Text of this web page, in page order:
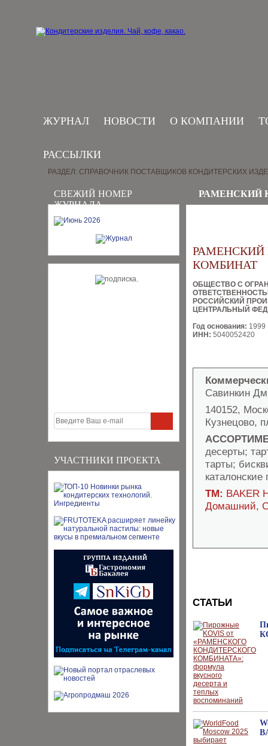
ЖУРНАЛ НОВОСТИ О КОМПАНИИ
РАССЫЛКИ
СВЕЖИЙ НОМЕР
ЖУРНАЛА
УЧАСТНИКИ ПРОЕКТА
РАЗДЕЛ: СПРАВОЧНИК ПОСТАВЩИКОВ КОНДИТЕРСКИХ
РАМЕНСКИЙ
РАМЕНСКИЙ
КОМБИНАТ
ОБЩЕСТВО С
РОССИЙСКИЙ
ЦЕНТРАЛЬНЫЙ
Год основания: 1999
ИНН: 5040052420
Савинкин
140152,
Кузнецово,
десерты;
тарты;
ТМ: BAKER
Домашний,
СТАТЬИ